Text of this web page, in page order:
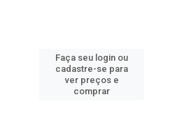
Faça seu login ou
cadastre-se para
ver preços e
comprar